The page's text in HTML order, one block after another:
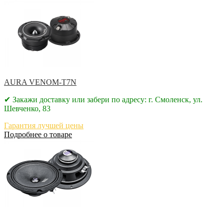
AURA VENOM-T7N
✔ Закажи доставку или забери по адресу: г. Смоленск, ул.
Шевченко, 83
Гарантия лучшей цены
Подробнее о товаре